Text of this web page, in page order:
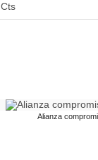
Alianza